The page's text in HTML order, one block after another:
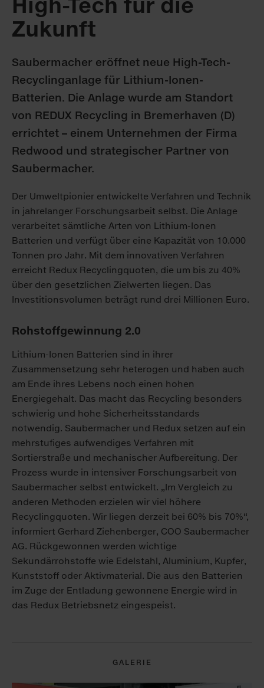
High-Tech für die
Zukunft
Saubermacher eröffnet neue High-Tech-
Recyclinganlage für Lithium-Ionen-
Batterien. Die Anlage wurde am Standort
von REDUX Recycling in Bremerhaven (D)
errichtet – einem Unternehmen der Firma
Redwood und strategischer Partner von
Saubermacher.
Der Umweltpionier entwickelte Verfahren und Technik
in jahrelanger Forschungsarbeit selbst. Die Anlage
verarbeitet sämtliche Arten von Lithium-Ionen
Batterien und verfügt über eine Kapazität von 10.000
Tonnen pro Jahr. Mit dem innovativen Verfahren
erreicht Redux Recyclingquoten, die um bis zu 40%
über den gesetzlichen Zielwerten liegen. Das
Investitionsvolumen beträgt rund drei Millionen Euro.
Rohstoffgewinnung 2.0
Lithium-Ionen Batterien sind in ihrer
Zusammensetzung sehr heterogen und haben auch
am Ende ihres Lebens noch einen hohen
Energiegehalt. Das macht das Recycling besonders
schwierig und hohe Sicherheitsstandards
notwendig. Saubermacher und Redux setzen auf ein
mehrstufiges aufwendiges Verfahren mit
Sortierstraße und mechanischer Aufbereitung. Der
Prozess wurde in intensiver Forschungsarbeit von
Saubermacher selbst entwickelt. „Im Vergleich zu
anderen Methoden erzielen wir viel höhere
Recyclingquoten. Wir liegen derzeit bei 60% bis 70%“,
informiert Gerhard Ziehenberger, COO Saubermacher
AG. Rückgewonnen werden wichtige
Sekundärrohstoffe wie Edelstahl, Aluminium, Kupfer,
Kunststoff oder Aktivmaterial. Die aus den Batterien
im Zuge der Entladung gewonnene Energie wird in
das Redux Betriebsnetz eingespeist.
GALERIE